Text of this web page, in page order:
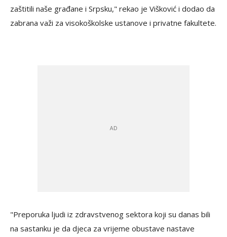
zaštitili naše građane i Srpsku," rekao je Višković i dodao da
zabrana važi za visokoškolske ustanove i privatne fakultete.
"Preporuka ljudi iz zdravstvenog sektora koji su danas bili
na sastanku je da djeca za vrijeme obustave nastave